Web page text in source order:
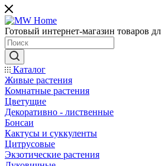
Готовый интернет-магазин товаров
Каталог
Живые растения
Комнатные растения
Цветущие
Декоративно - лиственные
Бонсаи
Кактусы и суккуленты
Цитрусовые
Экзотические растения